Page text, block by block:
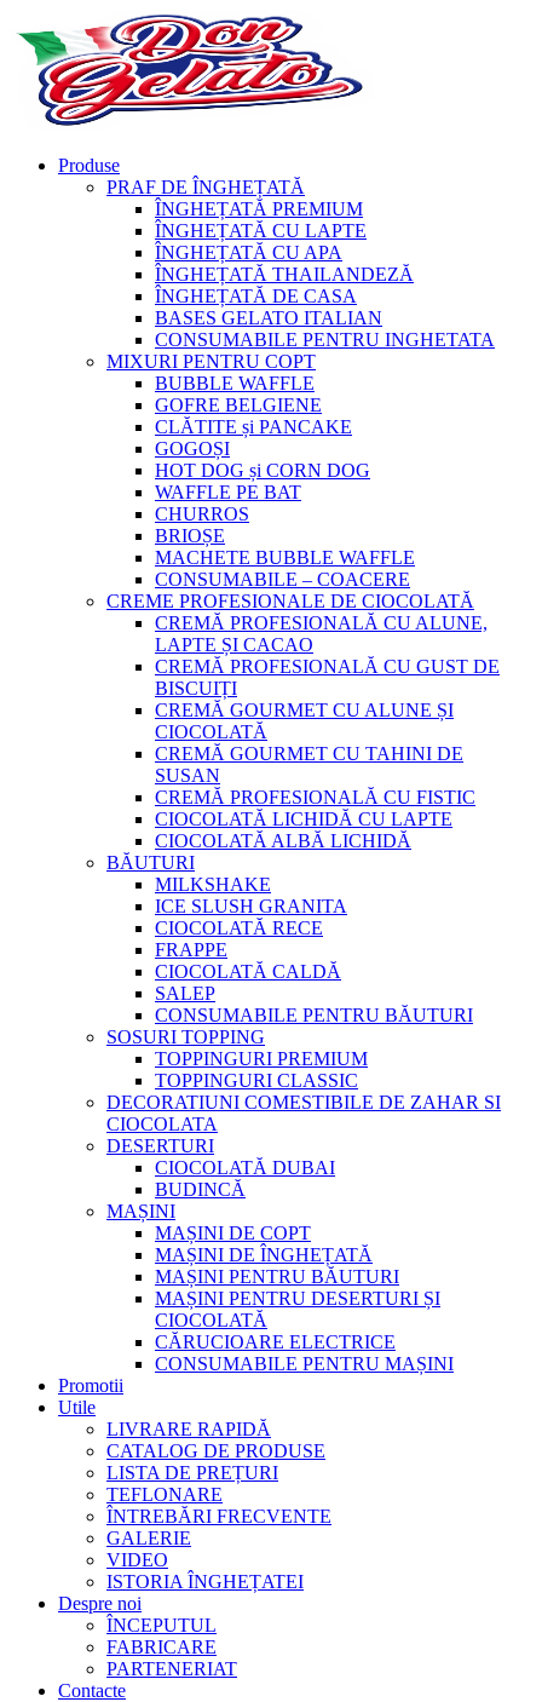
Produse
PRAF DE ÎNGHEȚATĂ
ÎNGHEȚATĂ PREMIUM
ÎNGHEȚATĂ CU LAPTE
ÎNGHEȚATĂ CU APA
ÎNGHEȚATĂ THAILANDEZĂ
ÎNGHEȚATĂ DE CASA
BASES GELATO ITALIAN
CONSUMABILE PENTRU INGHETATA
MIXURI PENTRU COPT
BUBBLE WAFFLE
GOFRE BELGIENE
CLĂTITE și PANCAKE
GOGOȘI
HOT DOG și CORN DOG
WAFFLE PE BAT
CHURROS
BRIOȘE
MACHETE BUBBLE WAFFLE
CONSUMABILE – COACERE
CREME PROFESIONALE DE CIOCOLATĂ
CREMĂ PROFESIONALĂ CU ALUNE,
LAPTE ȘI CACAO
CREMĂ PROFESIONALĂ CU GUST DE
BISCUIȚI
CREMĂ GOURMET CU ALUNE ȘI
CIOCOLATĂ
CREMĂ GOURMET CU TAHINI DE
SUSAN
CREMĂ PROFESIONALĂ CU FISTIC
CIOCOLATĂ LICHIDĂ CU LAPTE
CIOCOLATĂ ALBĂ LICHIDĂ
BĂUTURI
MILKSHAKE
ICE SLUSH GRANITA
CIOCOLATĂ RECE
FRAPPE
CIOCOLATĂ CALDĂ
SALEP
CONSUMABILE PENTRU BĂUTURI
SOSURI TOPPING
TOPPINGURI PREMIUM
TOPPINGURI CLASSIC
DECORATIUNI COMESTIBILE DE ZAHAR SI
CIOCOLATA
DESERTURI
CIOCOLATĂ DUBAI
BUDINCĂ
MAȘINI
MAȘINI DE COPT
MAȘINI DE ÎNGHEȚATĂ
MAȘINI PENTRU BĂUTURI
MAȘINI PENTRU DESERTURI ȘI
CIOCOLATĂ
CĂRUCIOARE ELECTRICE
CONSUMABILE PENTRU MAȘINI
Promotii
Utile
LIVRARE RAPIDĂ
CATALOG DE PRODUSE
LISTA DE PREȚURI
TEFLONARE
ÎNTREBĂRI FRECVENTE
GALERIE
VIDEO
ISTORIA ÎNGHEȚATEI
Despre noi
ÎNCEPUTUL
FABRICARE
PARTENERIAT
Contacte